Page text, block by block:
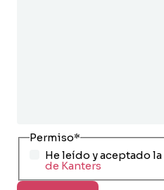
Permiso*
He leído y aceptado la
de Kanters